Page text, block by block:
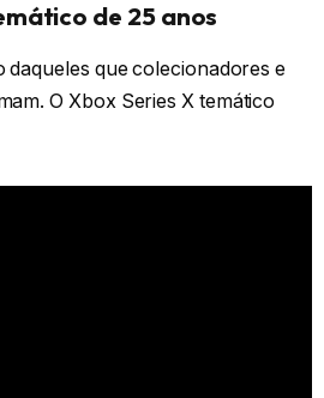
de 25 anos
daqueles que colecionadores e
O Xbox Series X temático